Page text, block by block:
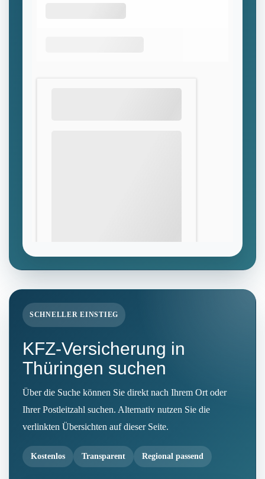
SCHNELLER EINSTIEG
KFZ-Versicherung in
Thüringen suchen
Über die Suche können Sie direkt nach Ihrem Ort oder
Ihrer Postleitzahl suchen. Alternativ nutzen Sie die
verlinkten Übersichten auf dieser Seite.
Kostenlos Transparent Regional passend